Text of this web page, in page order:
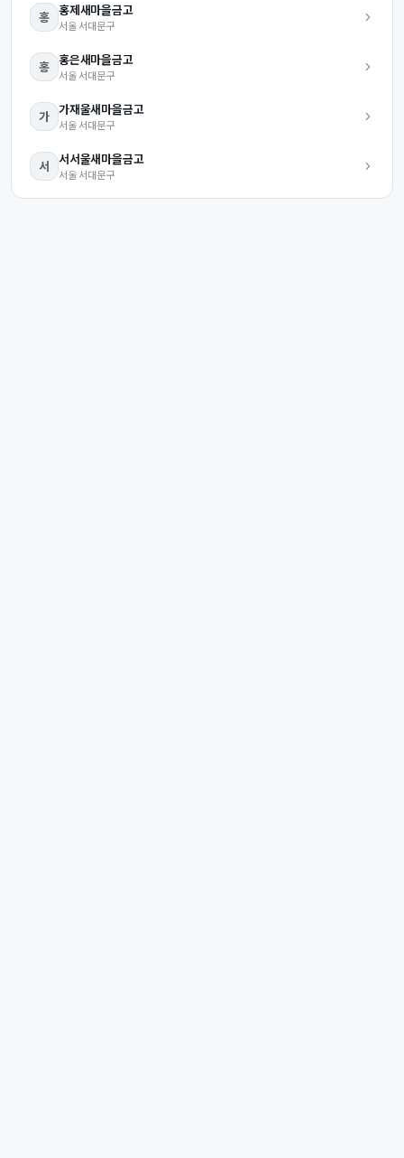
홍 홍제새마을금고
서울 서대문구
홍 홍은새마을금고
서울 서대문구
가 가재울새마을금고
서울 서대문구
서 서서울새마을금고
서울 서대문구